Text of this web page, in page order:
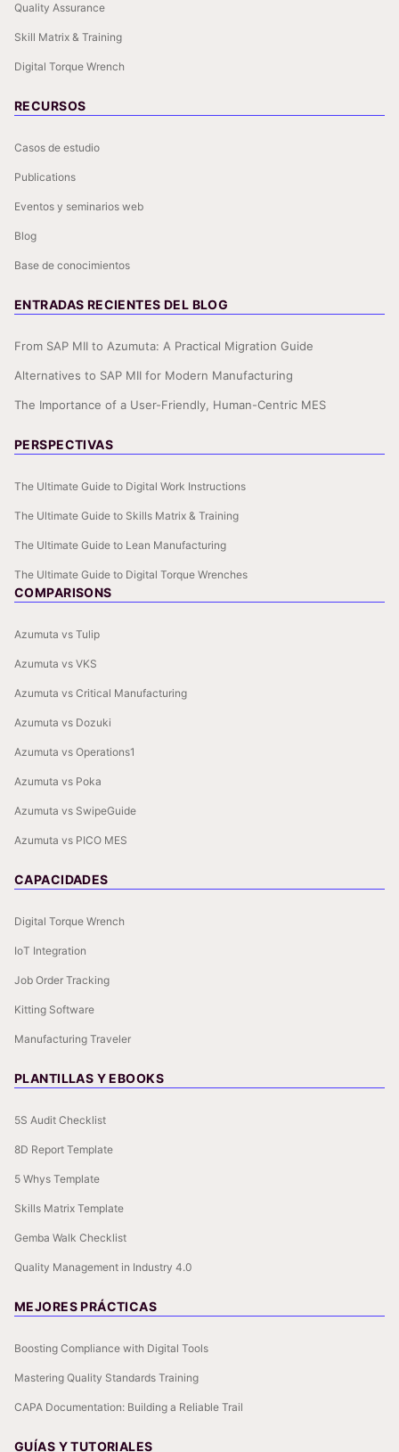
Quality Assurance
Skill Matrix & Training
Digital Torque Wrench
RECURSOS
Casos de estudio
Publications
Eventos y seminarios web
Blog
Base de conocimientos
ENTRADAS RECIENTES DEL BLOG
From SAP MII to Azumuta: A Practical Migration Guide
Alternatives to SAP MII for Modern Manufacturing
The Importance of a User-Friendly, Human-Centric MES
PERSPECTIVAS
The Ultimate Guide to Digital Work Instructions
The Ultimate Guide to Skills Matrix & Training
The Ultimate Guide to Lean Manufacturing
The Ultimate Guide to Digital Torque Wrenches
COMPARISONS
Azumuta vs Tulip
Azumuta vs VKS
Azumuta vs Critical Manufacturing
Azumuta vs Dozuki
Azumuta vs Operations1
Azumuta vs Poka
Azumuta vs SwipeGuide
Azumuta vs PICO MES
CAPACIDADES
Digital Torque Wrench
IoT Integration
Job Order Tracking
Kitting Software
Manufacturing Traveler
PLANTILLAS Y EBOOKS
5S Audit Checklist
8D Report Template
5 Whys Template
Skills Matrix Template
Gemba Walk Checklist
Quality Management in Industry 4.0
MEJORES PRÁCTICAS
Boosting Compliance with Digital Tools
Mastering Quality Standards Training
CAPA Documentation: Building a Reliable Trail
GUÍAS Y TUTORIALES